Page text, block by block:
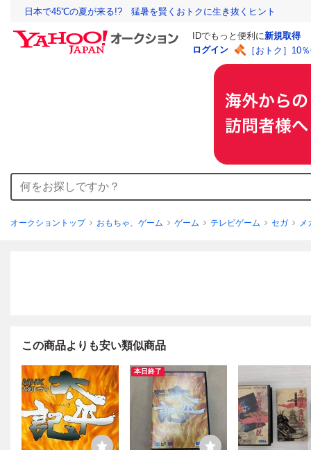
日本で45℃の夏が来る!? 猛暑を賢くおトクに生き抜くヒント
IDでもっと便利に新規取得
ログイン
［おトク］10
オークショントップ おもちゃ、ゲーム ゲーム テレビゲーム セガ メ
この商品よりも安い類似商品
本日終了